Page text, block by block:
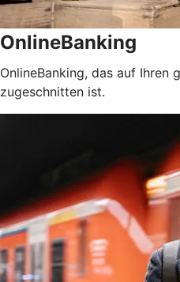
OnlineBanking
OnlineBanking, das auf Ihren
zugeschnitten ist.